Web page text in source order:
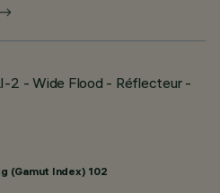
2 - Wide Flood - Réflecteur -
(Gamut Index) 102